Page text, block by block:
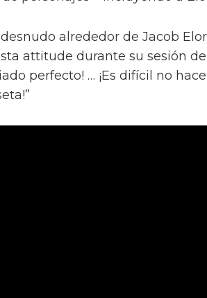
desnudo alrededor de Jacob
attitude durante su sesión de
perfecto! … ¡Es difícil no